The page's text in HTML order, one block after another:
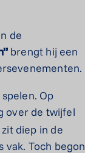
de
brengt hij een
Op
over de twijfel
diep in de
vak. Toch begon